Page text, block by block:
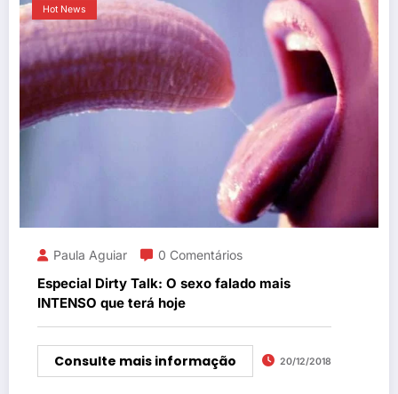
Hot News
Paula Aguiar 0 Comentários
Especial Dirty Talk: O sexo falado mais
INTENSO que terá hoje
Consulte mais informação 20/12/2018